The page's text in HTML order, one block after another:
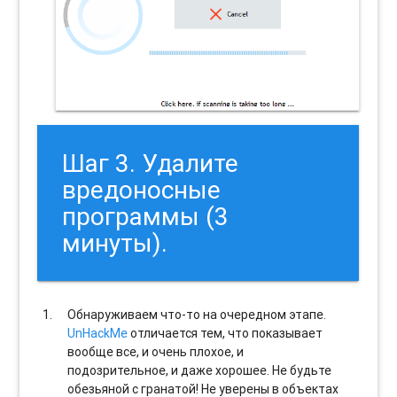
Шаг 3. Удалите
вредоносные
программы (3
минуты).
Обнаруживаем что-то на очередном этапе.
UnHackMeотличается тем, что показывает
вообще все, и очень плохое, и
подозрительное, и даже хорошее. Не будьте
обезьяной с гранатой! Не уверены в объектах